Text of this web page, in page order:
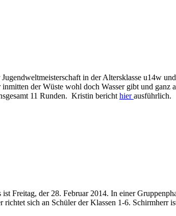
in der Altersklasse u14w
der Wüste wohl doch Wasser gibt und ganz
11 Runden. Kristin bericht hierausführlich.
ist Freitag, der 28. Februar 2014. In einer
sich an Schüler der Klassen 1-6. Schirmherr